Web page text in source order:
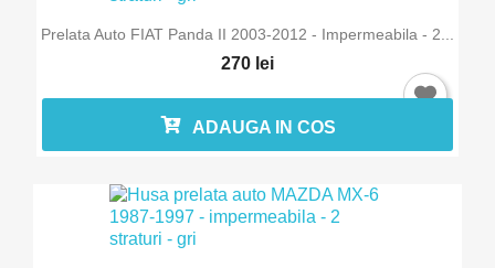
Prelata Auto FIAT Panda II 2003-2012 - Impermeabila - 2...
270 lei
ADAUGA IN COS